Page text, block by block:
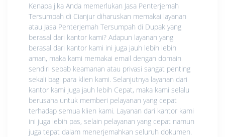
Kenapa jika Anda memerlukan Jasa Penterjemah
Tersumpah di Cianjur diharuskan memakai layanan
atau Jasa Penterjemah Tersumpah di Dupak yang
berasal dari kantor kami? Adapun layanan yang
berasal dari kantor kami ini juga jauh lebih lebih
aman, maka kami memakai email dengan domain
sendiri sebab keamanan atau privasi sangat penting
sekali bagi para klien kami. Selanjutnya layanan dari
kantor kami juga jauh lebih Cepat, maka kami selalu
berusaha untuk memberi pelayanan yang cepat
terhadap semua klien kami. Layanan dari kantor kami
ini juga lebih pas, selain pelayanan yang cepat namun
juga tepat dalam menerjemahkan seluruh dokumen.